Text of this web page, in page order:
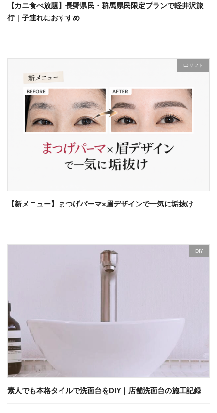
【カニ食べ放題】長野県民・群馬県民限定プランで軽井沢旅
行｜子連れにおすすめ
L3リフト
【新メニュー】まつげパーマ×眉デザインで一気に垢抜け
DIY
素人でも本格タイルで洗面台をDIY｜店舗洗面台の施工記録